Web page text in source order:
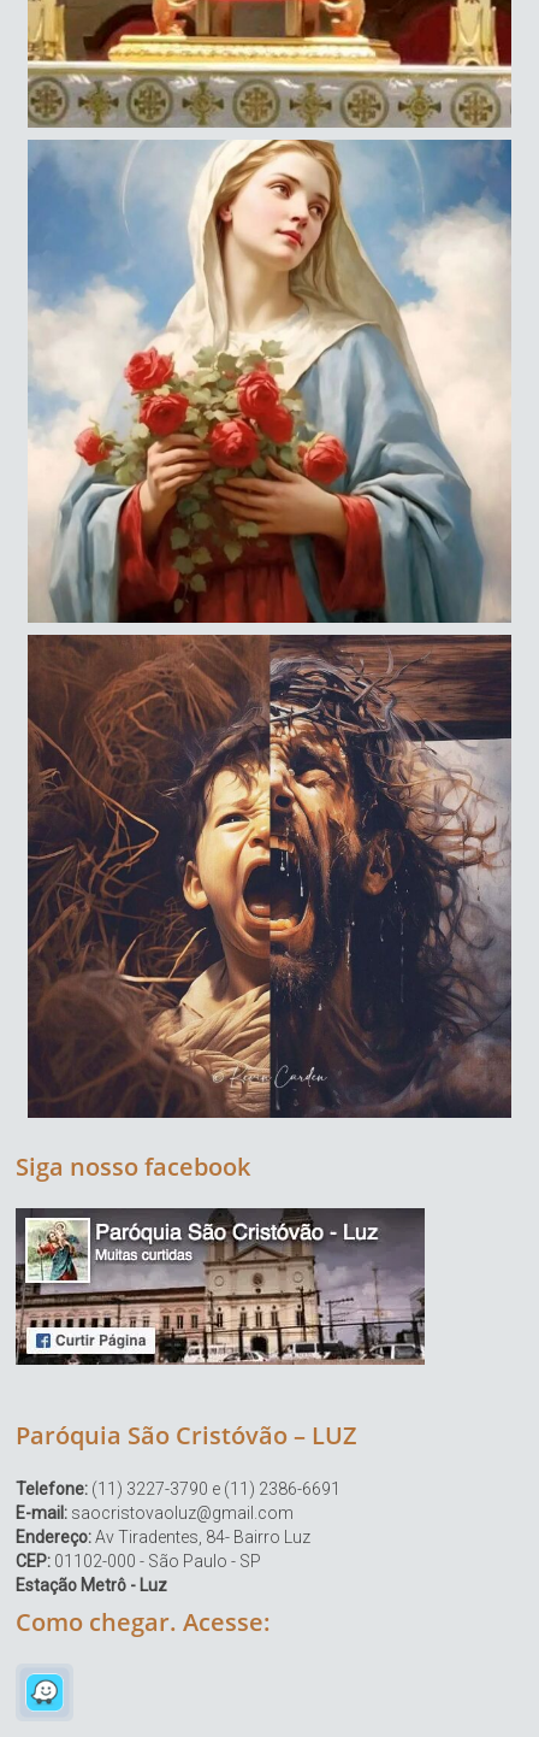
Siga nosso facebook
Paróquia São Cristóvão – LUZ
Telefone: (11) 3227-3790 e (11) 2386-6691
E-mail: saocristovaoluz@gmail.com
Endereço:Av Tiradentes, 84- Bairro Luz
CEP: 01102-000 - São Paulo - SP
Estação Metrô - Luz
Como chegar. Acesse: